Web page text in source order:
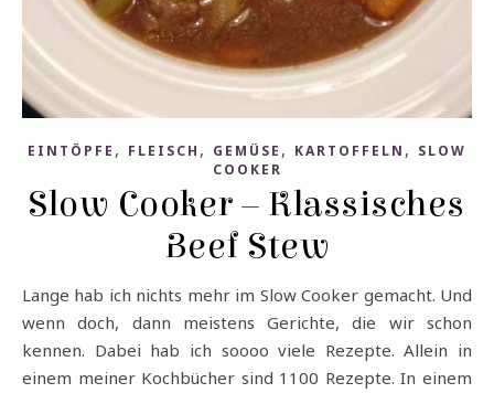
EINTÖPFE , FLEISCH , GEMÜSE , KARTOFFELN , SLOW
COOKER
Slow Cooker – Klassisches
Beef Stew
Lange hab ich nichts mehr im Slow Cooker gemacht. Und
wenn doch, dann meistens Gerichte, die wir schon
kennen. Dabei hab ich soooo viele Rezepte. Allein in
einem meiner Kochbücher sind 1100 Rezepte. In einem